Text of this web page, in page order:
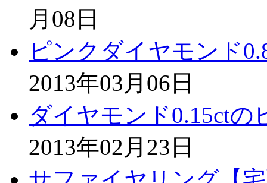
月08日
ピンクダイヤモンド
2013年03月06日
ダイヤモンド0.15ctの
2013年02月23日